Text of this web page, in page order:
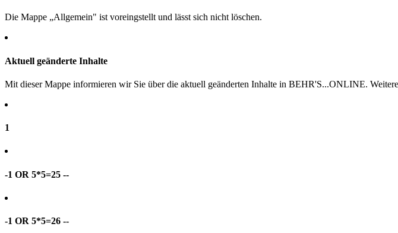
Die Mappe „Allgemein" ist voreingstellt und lässt sich nicht löschen.
Aktuell geänderte Inhalte
Mit dieser Mappe informieren wir Sie über die aktuell geänderten Inhalte in BEHR'S...ONLINE.
1
-1 OR 5*5=25 --
-1 OR 5*5=26 --